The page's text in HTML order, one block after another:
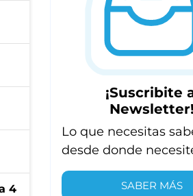
4
¡Suscribite
Newsletter!
Lo que necesitas
desde donde
SABER MÁS